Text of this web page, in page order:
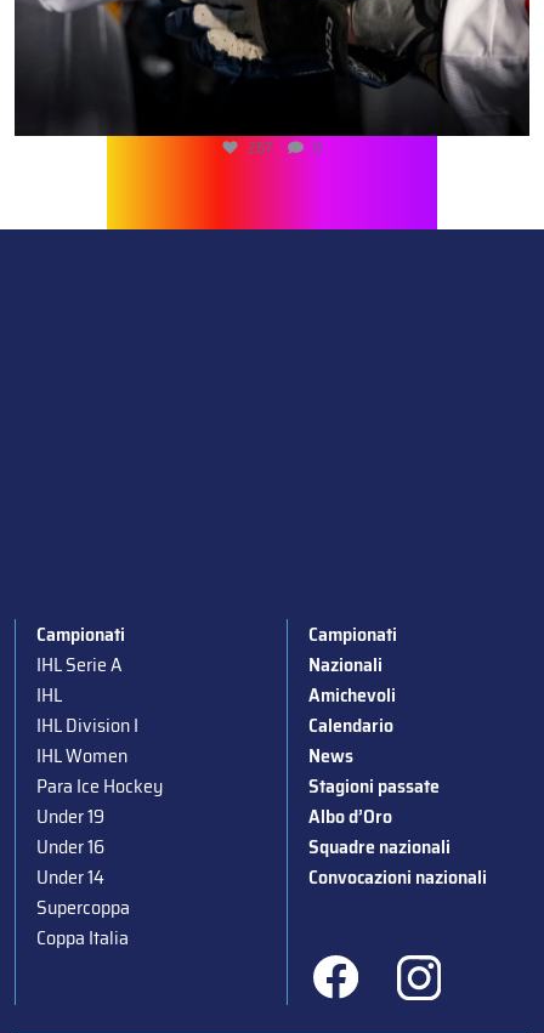
267 0
Campionati
IHL Serie A
IHL
IHL Division I
IHL Women
Para Ice Hockey
Under 19
Under 16
Under 14
Supercoppa
Coppa Italia
Campionati
Nazionali
Amichevoli
Calendario
News
Stagioni passate
Albo d’Oro
Squadre nazionali
Convocazioni nazionali